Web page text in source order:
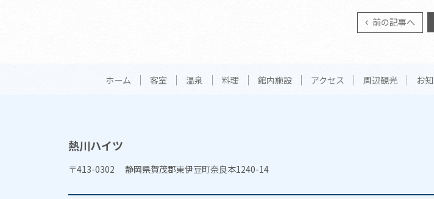
前の記事へ
ホーム 客室 温泉 料理 館内施設 アクセス 周辺観光 お
熱川ハイツ
〒413-0302 静岡県賀茂郡東伊豆町奈良本1240-14